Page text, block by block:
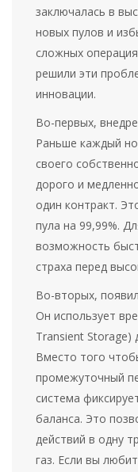
заключалась в
новых пулов и
сложных
решили эти
инновации.
Во-первых,
Раньше каждый
своего
дорого и
один контракт.
пула на 99,99%.
возможность
страха перед
Во-вторых,
Он использует
Transient Storage)
Вместо того
промежуточный
система
баланса. Это
действий в одну
газ. Если вы